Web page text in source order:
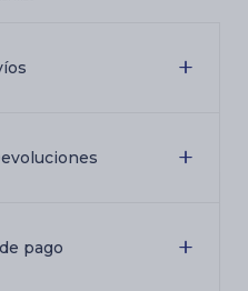
pago